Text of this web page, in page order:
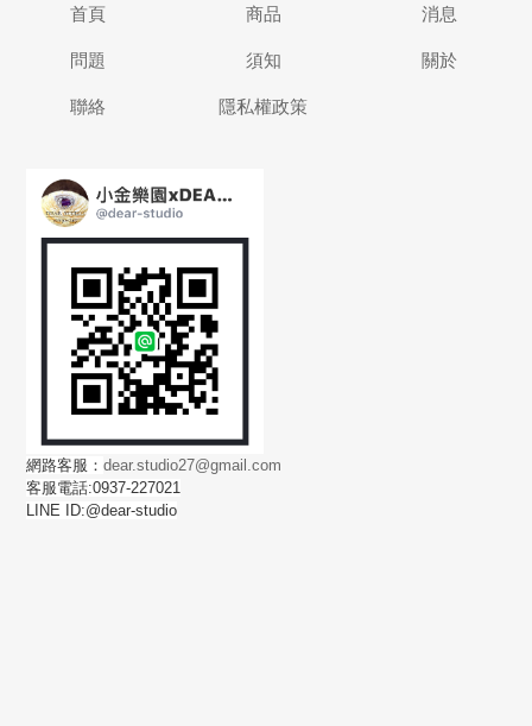
首頁 商品 消息
問題 須知 關於
聯絡 隱私權政策
網路客服：dear.studio27@gmail.com
客服電話:0937-227021
LINE ID:@dear-studio